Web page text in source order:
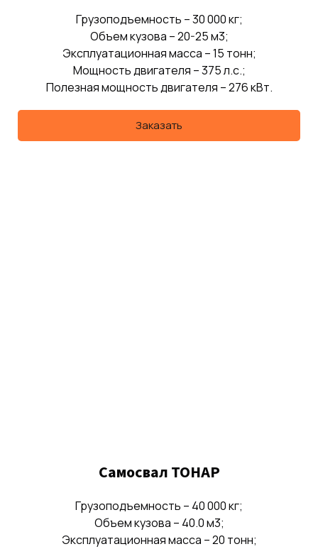
Грузоподъемность – 30 000 кг;
Объем кузова – 20-25 м3;
Эксплуатационная масса – 15 тонн;
Мощность двигателя – 375 л.с.;
Полезная мощность двигателя – 276 кВт.
Заказать
Самосвал ТОНАР
Грузоподъемность – 40 000 кг;
Объем кузова – 40.0 м3;
Эксплуатационная масса – 20 тонн;